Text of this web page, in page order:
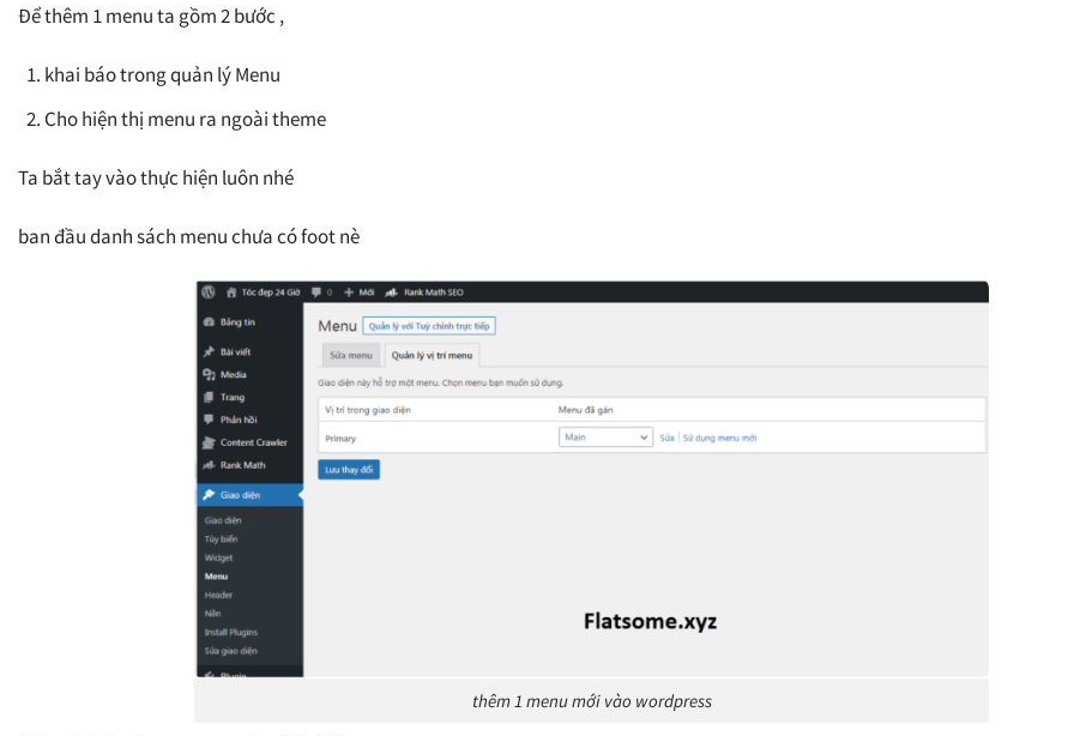
Để thêm 1 menu ta gồm 2 bước ,
khai báo trong quản lý Menu
Cho hiện thị menu ra ngoài theme
Ta bắt tay vào thực hiện luôn nhé
ban đầu danh sách menu chưa có foot nè
thêm 1 menu mới vào wordpress